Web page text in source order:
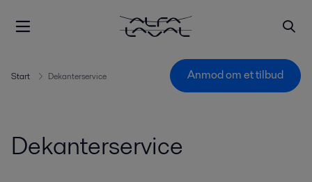
Start Dekanterservice Anmod om et tilbud
Dekanterservice